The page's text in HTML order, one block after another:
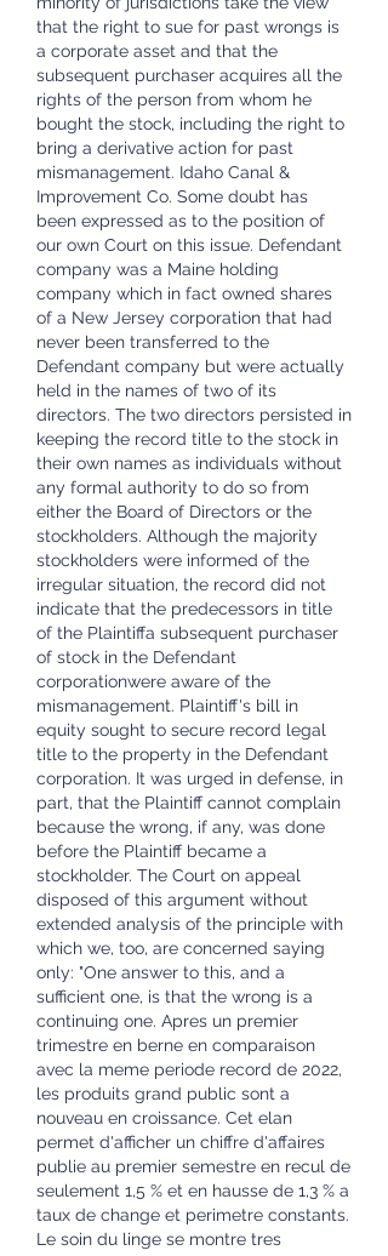
that the right to sue for past wrongs is
a corporate asset and that the
subsequent purchaser acquires all the
rights of the person from whom he
bought the stock, including the right to
bring a derivative action for past
mismanagement. Idaho Canal &
Improvement Co. Some doubt has
been expressed as to the position of
our own Court on this issue. Defendant
company was a Maine holding
company which in fact owned shares
of a New Jersey corporation that had
never been transferred to the
Defendant company but were actually
held in the names of two of its
directors. The two directors persisted in
keeping the record title to the stock in
their own names as individuals without
any formal authority to do so from
either the Board of Directors or the
stockholders. Although the majority
stockholders were informed of the
irregular situation, the record did not
indicate that the predecessors in title
of the Plaintiffa subsequent purchaser
of stock in the Defendant
corporationwere aware of the
mismanagement. Plaintiff's bill in
equity sought to secure record legal
title to the property in the Defendant
corporation. It was urged in defense, in
part, that the Plaintiff cannot complain
because the wrong, if any, was done
before the Plaintiff became a
stockholder. The Court on appeal
disposed of this argument without
extended analysis of the principle with
which we, too, are concerned saying
only: "One answer to this, and a
sufficient one, is that the wrong is a
continuing one. Apres un premier
trimestre en berne en comparaison
avec la meme periode record de 2022,
les produits grand public sont a
nouveau en croissance. Cet elan
permet d'afficher un chiffre d'affaires
publie au premier semestre en recul de
seulement 1,5 % et en hausse de 1,3 % a
taux de change et perimetre constants.
Le soin du linge se montre tres